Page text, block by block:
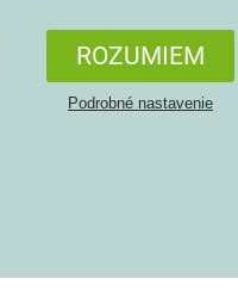
ROZUMIEM
Podrobné nastavenie